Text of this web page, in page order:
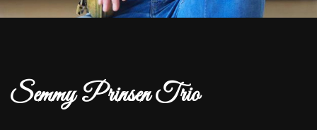
Semmy Prinsen Trio